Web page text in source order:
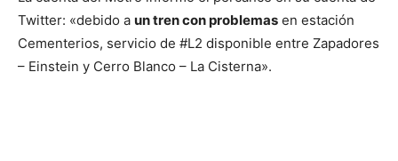
Twitter: «debido a un tren con problemas en estación
Cementerios, servicio de #L2 disponible entre Zapadores
– Einstein y Cerro Blanco – La Cisterna».